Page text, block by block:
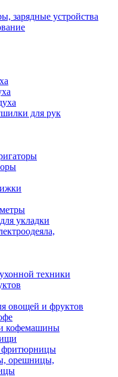
зарядные устройства
для рук
укладки
техники
овощей и фруктов
кофемашины
фритюрницы
орешницы,